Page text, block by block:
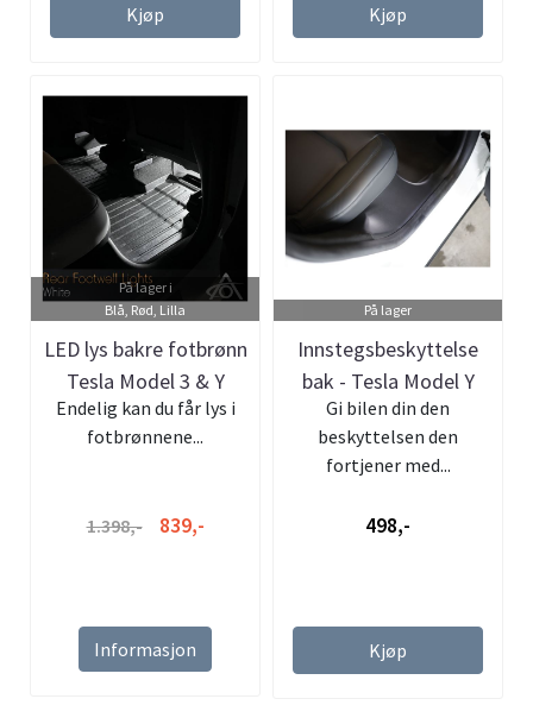
Kjøp Kjøp
På lager i
Blå, Rød, Lilla
LED lys bakre fotbrønn
Tesla Model 3 & Y
Endelig kan du får lys i
fotbrønnene...
1.398,- 839,-
Informasjon
På lager
Innstegsbeskyttelse
bak - Tesla Model Y
Gi bilen din den
beskyttelsen den
fortjener med...
498,-
Kjøp